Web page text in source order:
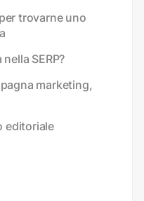
trovarne uno
SERP?
marketing,
editoriale